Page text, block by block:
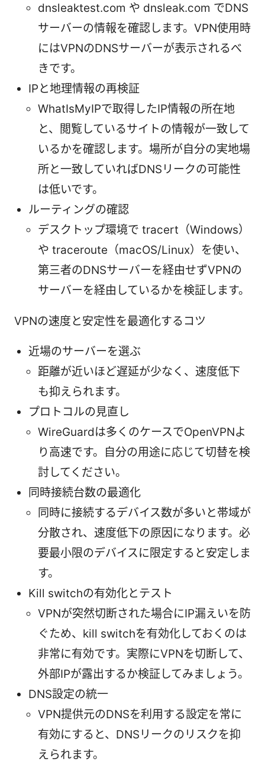
dnsleaktest.com や dnsleak.com でDNS
サーバーの情報を確認します。VPN使用時
にはVPNのDNSサーバーが表示されるべ
きです。
IPと地理情報の再検証
WhatIsMyIPで取得したIP情報の所在地
と、閲覧しているサイトの情報が一致して
いるかを確認します。場所が自分の実地場
所と一致していればDNSリークの可能性
は低いです。
ルーティングの確認
デスクトップ環境で tracert（Windows）
や traceroute（macOS/Linux）を使い、
第三者のDNSサーバーを経由せずVPNの
サーバーを経由しているかを検証します。
VPNの速度と安定性を最適化するコツ
近場のサーバーを選ぶ
距離が近いほど遅延が少なく、速度低下
も抑えられます。
プロトコルの見直し
WireGuardは多くのケースでOpenVPNよ
り高速です。自分の用途に応じて切替を検
討してください。
同時接続台数の最適化
同時に接続するデバイス数が多いと帯域が
分散され、速度低下の原因になります。必
要最小限のデバイスに限定すると安定しま
す。
Kill switchの有効化とテスト
VPNが突然切断された場合にIP漏えいを防
ぐため、kill switchを有効化しておくのは
非常に有効です。実際にVPNを切断して、
外部IPが露出するか検証してみましょう。
DNS設定の統一
VPN提供元のDNSを利用する設定を常に
有効にすると、DNSリークのリスクを抑
えられます。